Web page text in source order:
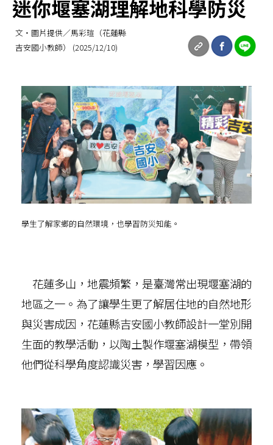
迷你堰塞湖理解地科學防災
文‧圖片提供／馬彩瑄（花蓮縣
吉安國小教師） (2025/12/10)
學生了解家鄉的自然環境，也學習防災知能。
花蓮多山，地震頻繁，是臺灣常出現堰塞湖的
地區之一。為了讓學生更了解居住地的自然地形
與災害成因，花蓮縣吉安國小教師設計一堂別開
生面的教學活動，以陶土製作堰塞湖模型，帶領
他們從科學角度認識災害，學習因應。